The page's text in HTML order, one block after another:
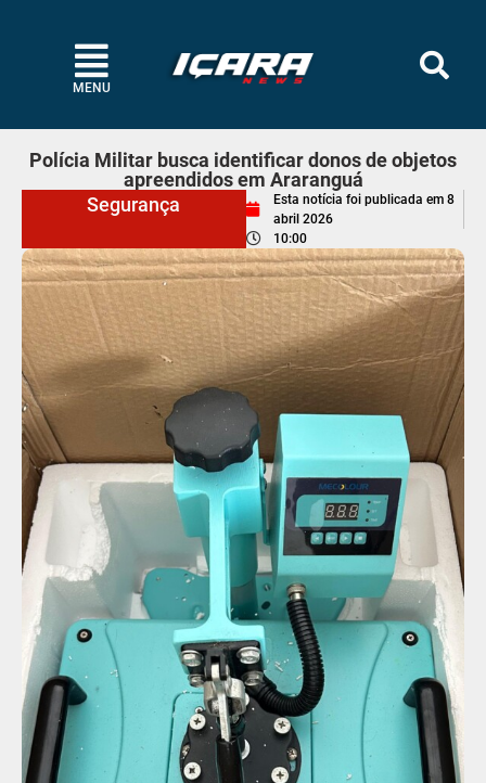
MENU
Polícia Militar busca identificar donos de objetos
apreendidos em Araranguá
Segurança
Esta notícia foi publicada em 8
abril 2026
10:00